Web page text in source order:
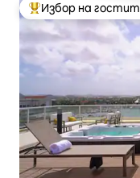
Най-популярен
Избор на